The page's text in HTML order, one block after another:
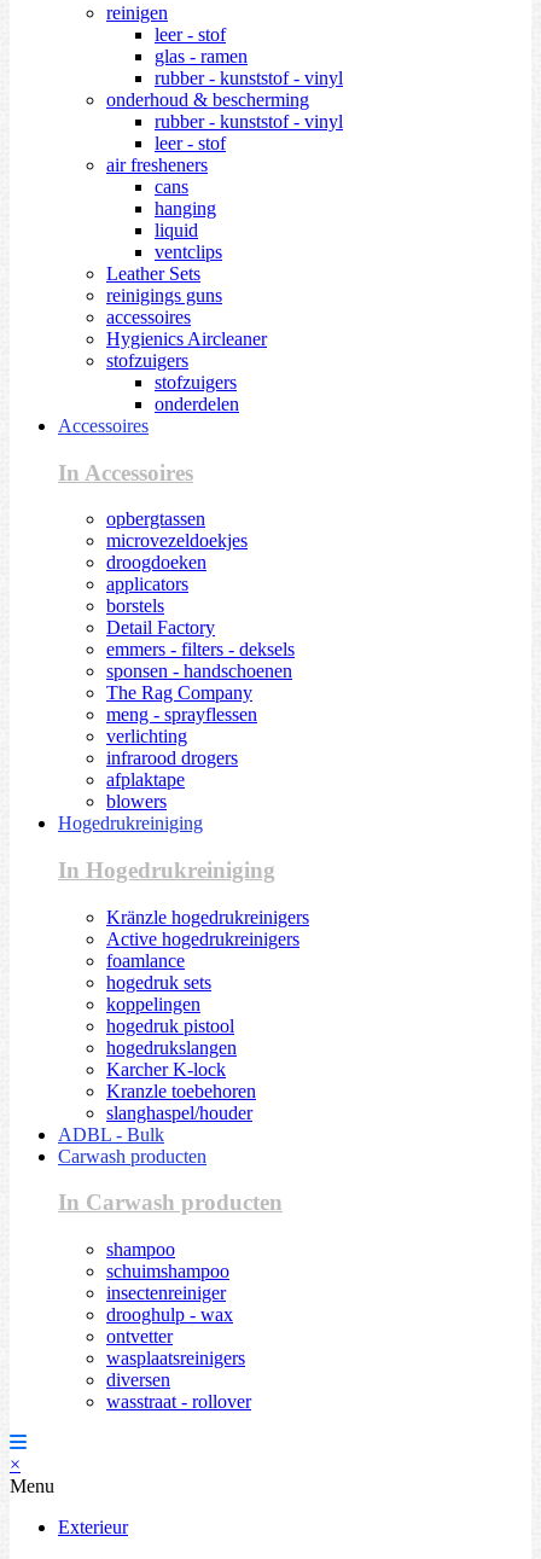
reinigen
leer - stof
glas - ramen
rubber - kunststof - vinyl
onderhoud & bescherming
rubber - kunststof - vinyl
leer - stof
air fresheners
cans
hanging
liquid
ventclips
Leather Sets
reinigings guns
accessoires
Hygienics Aircleaner
stofzuigers
stofzuigers
onderdelen
Accessoires
In Accessoires
opbergtassen
microvezeldoekjes
droogdoeken
applicators
borstels
Detail Factory
emmers - filters - deksels
sponsen - handschoenen
The Rag Company
meng - sprayflessen
verlichting
infrarood drogers
afplaktape
blowers
Hogedrukreiniging
In Hogedrukreiniging
Kränzle hogedrukreinigers
Active hogedrukreinigers
foamlance
hogedruk sets
koppelingen
hogedruk pistool
hogedrukslangen
Karcher K-lock
Kranzle toebehoren
slanghaspel/houder
ADBL - Bulk
Carwash producten
In Carwash producten
shampoo
schuimshampoo
insectenreiniger
drooghulp - wax
ontvetter
wasplaatsreinigers
diversen
wasstraat - rollover
×
Menu
Exterieur